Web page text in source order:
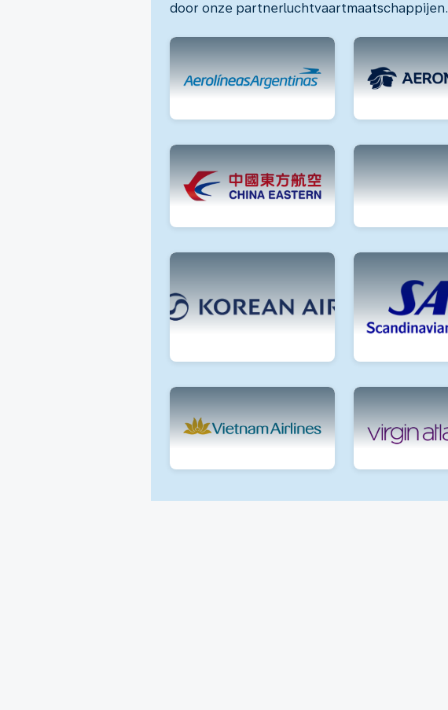
door onze partnerluchtvaartmaatschappijen.